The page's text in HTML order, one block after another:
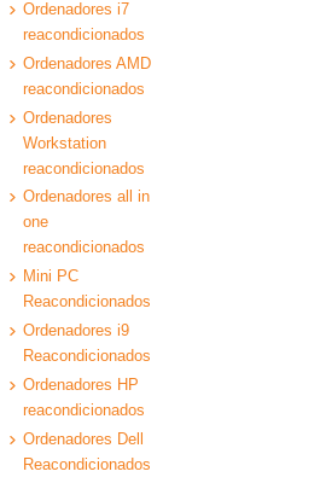
Ordenadores i7
reacondicionados
Ordenadores AMD
reacondicionados
Ordenadores
Workstation
reacondicionados
Ordenadores all in
one
reacondicionados
Mini PC
Reacondicionados
Ordenadores i9
Reacondicionados
Ordenadores HP
reacondicionados
Ordenadores Dell
Reacondicionados